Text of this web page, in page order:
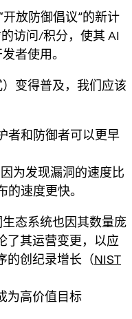
放防御倡议”的新计
访问/积分，使其 AI
者使用。
变得普及，我们应该
者和防御者可以更早
为发现漏洞的速度比
速度更快。
态系统也因其数量庞
了其运营变更，以应
的创纪录增长（NIST
为高价值目标